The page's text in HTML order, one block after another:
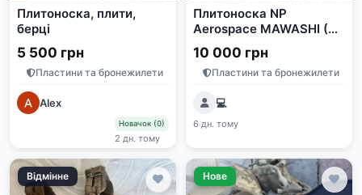
Плитоноска, плити,
берці
5 500 грн
Пластини та бронежилети
Alex
Новачок (0)
2 дн. тому
Плитоноска NP
Aerospace MAWASHI (M)
з бронеплитами LWA C6
10 000 грн
Пластини та бронежилети
💻
6 дн. тому
Відмінне Нове